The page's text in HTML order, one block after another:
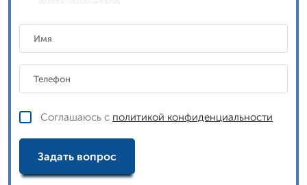
Соглашаюсь с политикой конфиденциальности
Задать вопрос